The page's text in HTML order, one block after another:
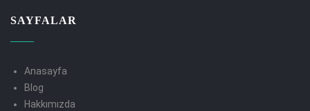
SAYFALAR
Anasayfa
Blog
Hakkımızda